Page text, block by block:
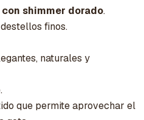
shimmer dorado.
finos.
naturales y
que permite aprovechar el